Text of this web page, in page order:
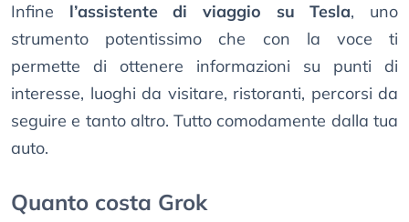
Infine l’assistente di viaggio su Tesla, uno
strumento potentissimo che con la voce ti
permette di ottenere informazioni su punti di
interesse, luoghi da visitare, ristoranti, percorsi da
seguire e tanto altro. Tutto comodamente dalla tua
auto.
Quanto costa Grok